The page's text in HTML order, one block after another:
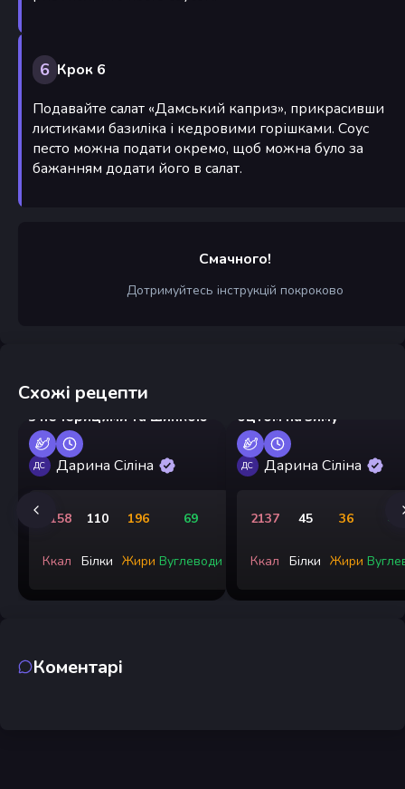
6 Крок 6
Подавайте салат «Дамський каприз», прикрасивши
листиками базиліка і кедровими горішками. Соус
песто можна подати окремо, щоб можна було за
бажанням додати його в салат.
Смачного!
Дотримуйтесь інструкцій покроково
Схожі рецепти
Салат «Грибна галявина»
з печерицями та шинкою
ДС Дарина Сіліна
2158
Ккал
110
Білки
196
Жири
69
Вуглеводи
оцтом на зиму
ДС Дарина Сіліна
2137
Ккал
45
Білки
36
Жири
Коментарі